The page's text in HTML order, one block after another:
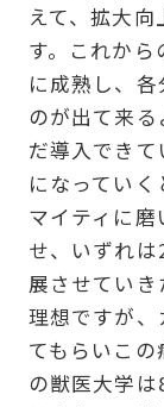
えて、拡大
す。これか
に成熟し、
のが出て来
だ導入でき
になってい
マイティに
せ、いずれ
展させてい
理想ですが、
てもらいこ
の獣医大学